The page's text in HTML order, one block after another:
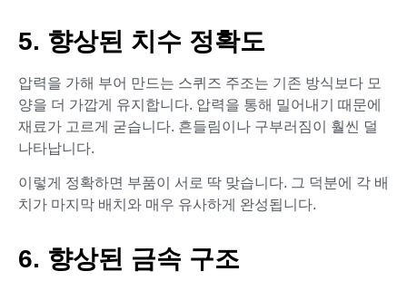
5. 향상된 치수 정확도
압력을 가해 부어 만드는 스퀴즈 주조는 기존 방식보다 모
양을 더 가깝게 유지합니다. 압력을 통해 밀어내기 때문에
재료가 고르게 굳습니다. 흔들림이나 구부러짐이 훨씬 덜
나타납니다.
이렇게 정확하면 부품이 서로 딱 맞습니다. 그 덕분에 각 배
치가 마지막 배치와 매우 유사하게 완성됩니다.
6. 향상된 금속 구조